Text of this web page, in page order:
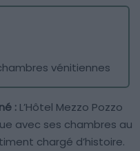
vénitiennes
: L’Hôtel Mezzo Pozzo
avec ses chambres au
chargé d’histoire.